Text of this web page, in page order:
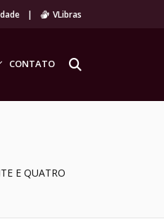
| VLibras
CONTATO
E QUATRO